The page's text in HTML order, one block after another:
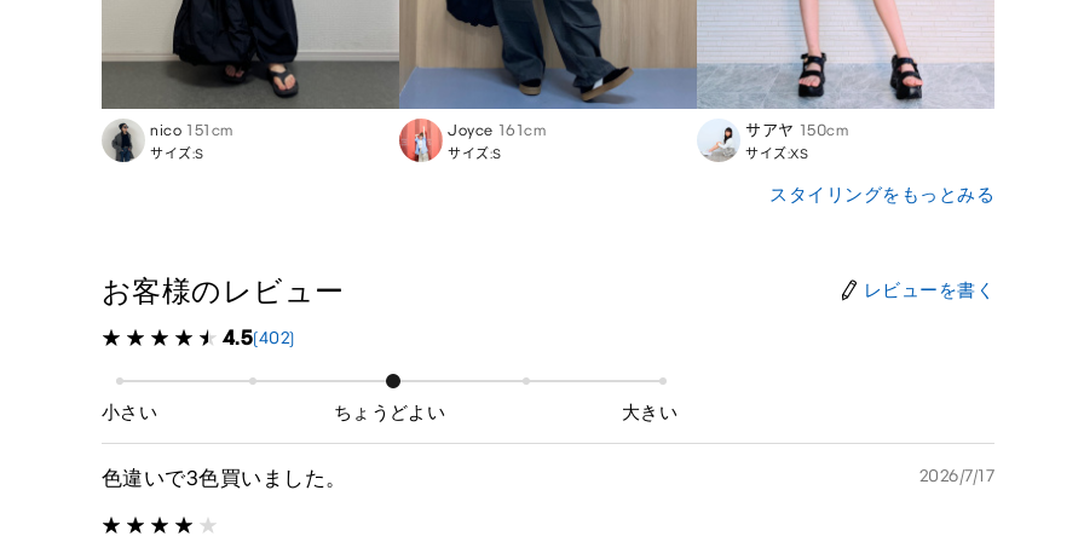
nico 151cm
サイズ:S
Joyce 161cm
サイズ:S
サアヤ 150cm
サイズ:XS
スタイリングをもっとみる
お客様のレビュー レビューを書く
4.5(402)
小さい ちょうどよい 大きい
色違いで3色買いました。 2026/7/17